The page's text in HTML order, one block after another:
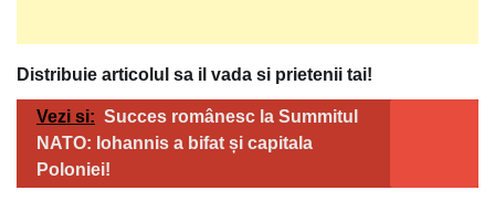
Distribuie articolul sa il vada si prietenii tai!
Vezi si: Succes românesc la Summitul
NATO: Iohannis a bifat și capitala
Poloniei!